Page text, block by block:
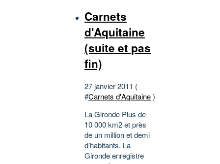
Carnets
d'Aquitaine
(suite et pas
fin)
27 janvier 2011 (
#Carnets d'Aquitaine)
La Gironde Plus de
10 000 km2 et près
de un million et demi
d’habitants. La
Gironde enregistre